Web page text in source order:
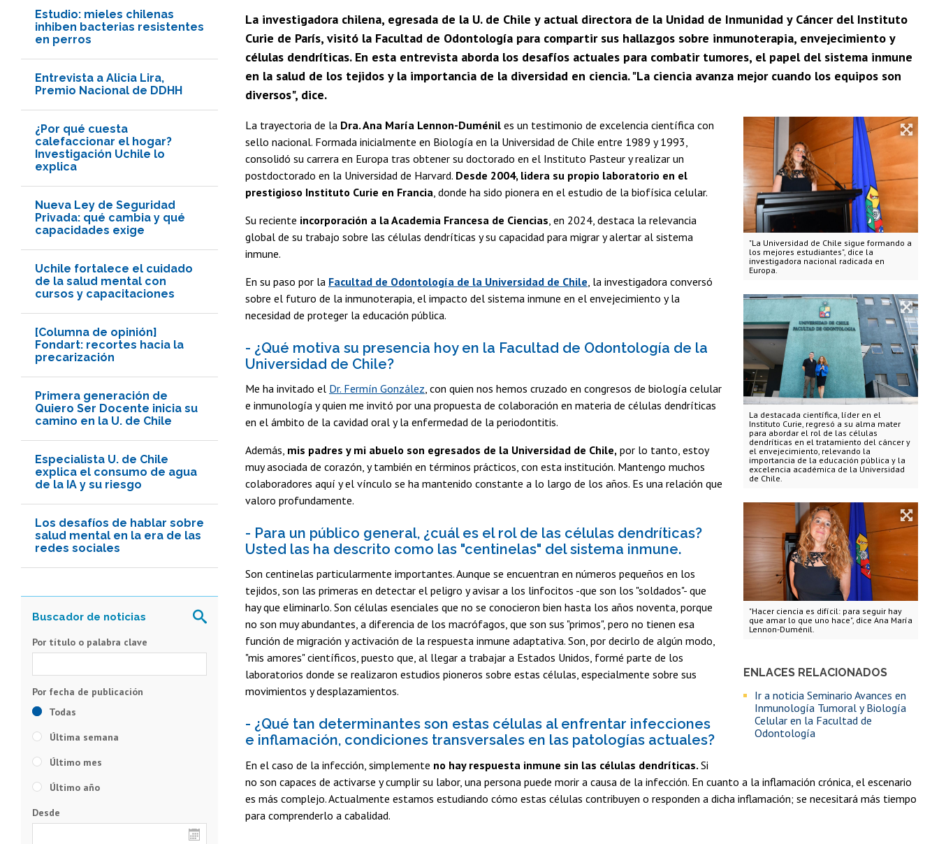
Estudio: mieles chilenas
inhiben bacterias resistentes
en perros
Entrevista a Alicia Lira,
Premio Nacional de DDHH
¿Por qué cuesta
calefaccionar el hogar?
Investigación Uchile lo
explica
Nueva Ley de Seguridad
Privada: qué cambia y qué
capacidades exige
Uchile fortalece el cuidado
de la salud mental con
cursos y capacitaciones
[Columna de opinión]
Fondart: recortes hacia la
precarización
Primera generación de
Quiero Ser Docente inicia su
camino en la U. de Chile
Especialista U. de Chile
explica el consumo de agua
de la IA y su riesgo
Los desafíos de hablar sobre
salud mental en la era de las
redes sociales
La investigadora chilena, egresada de la U. de Chile y actual directora de la Unidad de Inmunidad y Cáncer del Instituto
Curie de París, visitó la Facultad de Odontología para compartir sus hallazgos sobre inmunoterapia, envejecimiento y
células dendríticas. En esta entrevista aborda los desafíos actuales para combatir tumores, el papel del sistema inmune
en la salud de los tejidos y la importancia de la diversidad en ciencia. "La ciencia avanza mejor cuando los equipos son
diversos", dice.
"La Universidad de Chile sigue formando a
los mejores estudiantes", dice la
investigadora nacional radicada en
Europa.
La destacada científica, líder en el
Instituto Curie, regresó a su alma mater
para abordar el rol de las células
dendríticas en el tratamiento del cáncer y
el envejecimiento, relevando la
importancia de la educación pública y la
excelencia académica de la Universidad
de Chile.
"Hacer ciencia es difícil: para seguir hay
que amar lo que uno hace", dice Ana María
Lennon-Duménil.
ENLACES RELACIONADOS
Ir a noticia Seminario Avances en
Inmunología Tumoral y Biología
Celular en la Facultad de
Odontología
La trayectoria de la Dra. Ana María Lennon-Duménil es un testimonio de excelencia científica con
sello nacional. Formada inicialmente en Biología en la Universidad de Chile entre 1989 y 1993,
consolidó su carrera en Europa tras obtener su doctorado en el Instituto Pasteur y realizar un
postdoctorado en la Universidad de Harvard. Desde 2004, lidera su propio laboratorio en el
prestigioso Instituto Curie en Francia , donde ha sido pionera en el estudio de la biofísica celular.
Su reciente incorporación a la Academia Francesa de Ciencias , en 2024, destaca la relevancia
global de su trabajo sobre las células dendríticas y su capacidad para migrar y alertar al sistema
inmune.
En su paso por la Facultad de Odontología de la Universidad de Chile , la investigadora conversó
sobre el futuro de la inmunoterapia, el impacto del sistema inmune en el envejecimiento y la
necesidad de proteger la educación pública.
- ¿Qué motiva su presencia hoy en la Facultad de Odontología de la
Universidad de Chile?
Me ha invitado el Dr. Fermín González, con quien nos hemos cruzado en congresos de biología celular
e inmunología y quien me invitó por una propuesta de colaboración en materia de células dendríticas
en el ámbito de la cavidad oral y la enfermedad de la periodontitis.
Además, mis padres y mi abuelo son egresados de la Universidad de Chile, por lo tanto, estoy
muy asociada de corazón, y también en términos prácticos, con esta institución. Mantengo muchos
colaboradores aquí y el vínculo se ha mantenido constante a lo largo de los años. Es una relación que
valoro profundamente.
- Para un público general, ¿cuál es el rol de las células dendríticas?
Usted las ha descrito como las "centinelas" del sistema inmune.
Son centinelas particularmente importantes. Aunque se encuentran en números pequeños en los
tejidos, son las primeras en detectar el peligro y avisar a los linfocitos -que son los "soldados"- que
hay que eliminarlo. Son células esenciales que no se conocieron bien hasta los años noventa, porque
no son muy abundantes, a diferencia de los macrófagos, que son sus "primos", pero no tienen esa
función de migración y activación de la respuesta inmune adaptativa. Son, por decirlo de algún modo,
"mis amores" científicos, puesto que, al llegar a trabajar a Estados Unidos, formé parte de los
laboratorios donde se realizaron estudios pioneros sobre estas células, especialmente sobre sus
movimientos y desplazamientos.
- ¿Qué tan determinantes son estas células al enfrentar infecciones
e inflamación, condiciones transversales en las patologías actuales?
En el caso de la infección, simplemente no hay respuesta inmune sin las células dendríticas. Si
no son capaces de activarse y cumplir su labor, una persona puede morir a causa de la infección. En cuanto a la inflamación crónica, el escenario
es más complejo. Actualmente estamos estudiando cómo estas células contribuyen o responden a dicha inflamación; se necesitará más tiempo
para comprenderlo a cabalidad.
Por título o palabra clave
Todas
Última semana
Último mes
Último año
Desde